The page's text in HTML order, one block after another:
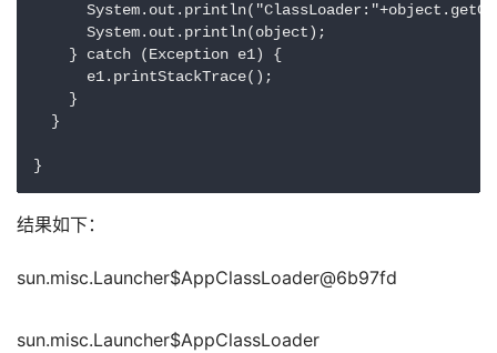
      System.out.println(object);
    } catch (Exception e1) {
      e1.printStackTrace();
    }
  }
结果如下：
sun.misc.Launcher$AppClassLoader@6b97fd
sun.misc.Launcher$AppClassLoader